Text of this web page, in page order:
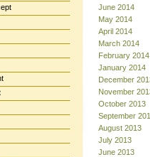
June 2014
May 2014
April 2014
March 2014
February 2014
January 2014
December
November
October 2013
September
August 2013
July 2013
June 2013